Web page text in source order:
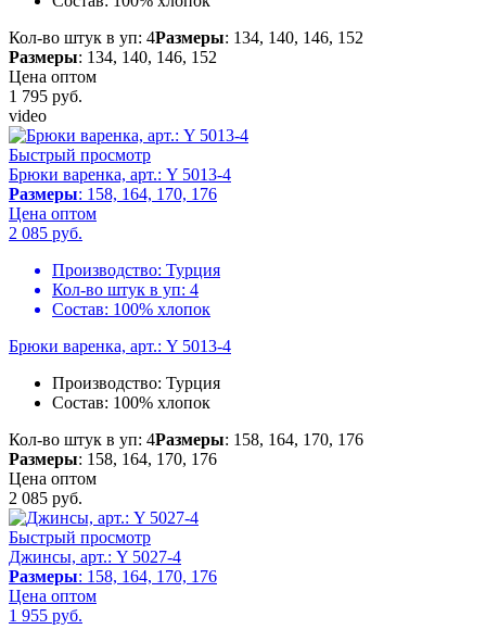
Кол-во штук в уп: 4Размеры: 134, 140, 146, 152
Размеры: 134, 140, 146, 152
Цена оптом
1 795 руб.
video
Быстрый просмотр
Брюки варенка, арт.: Y 5013-4
Размеры: 158, 164, 170, 176
Цена оптом
2 085 руб.
Производство: Турция
Кол-во штук в уп: 4
Состав: 100% хлопок
Брюки варенка, арт.: Y 5013-4
Производство: Турция
Состав: 100% хлопок
Кол-во штук в уп: 4Размеры: 158, 164, 170, 176
Размеры: 158, 164, 170, 176
Цена оптом
2 085 руб.
Быстрый просмотр
Джинсы, арт.: Y 5027-4
Размеры: 158, 164, 170, 176
Цена оптом
1 955 руб.